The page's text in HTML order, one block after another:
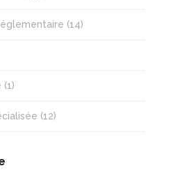
(14)
(1)
(12)